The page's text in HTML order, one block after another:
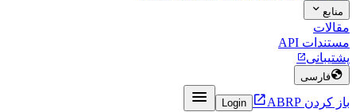
منابع 
مقالات
مستندات API
پشتیبانی
فارسی
باز کردن ABRP 
Login
